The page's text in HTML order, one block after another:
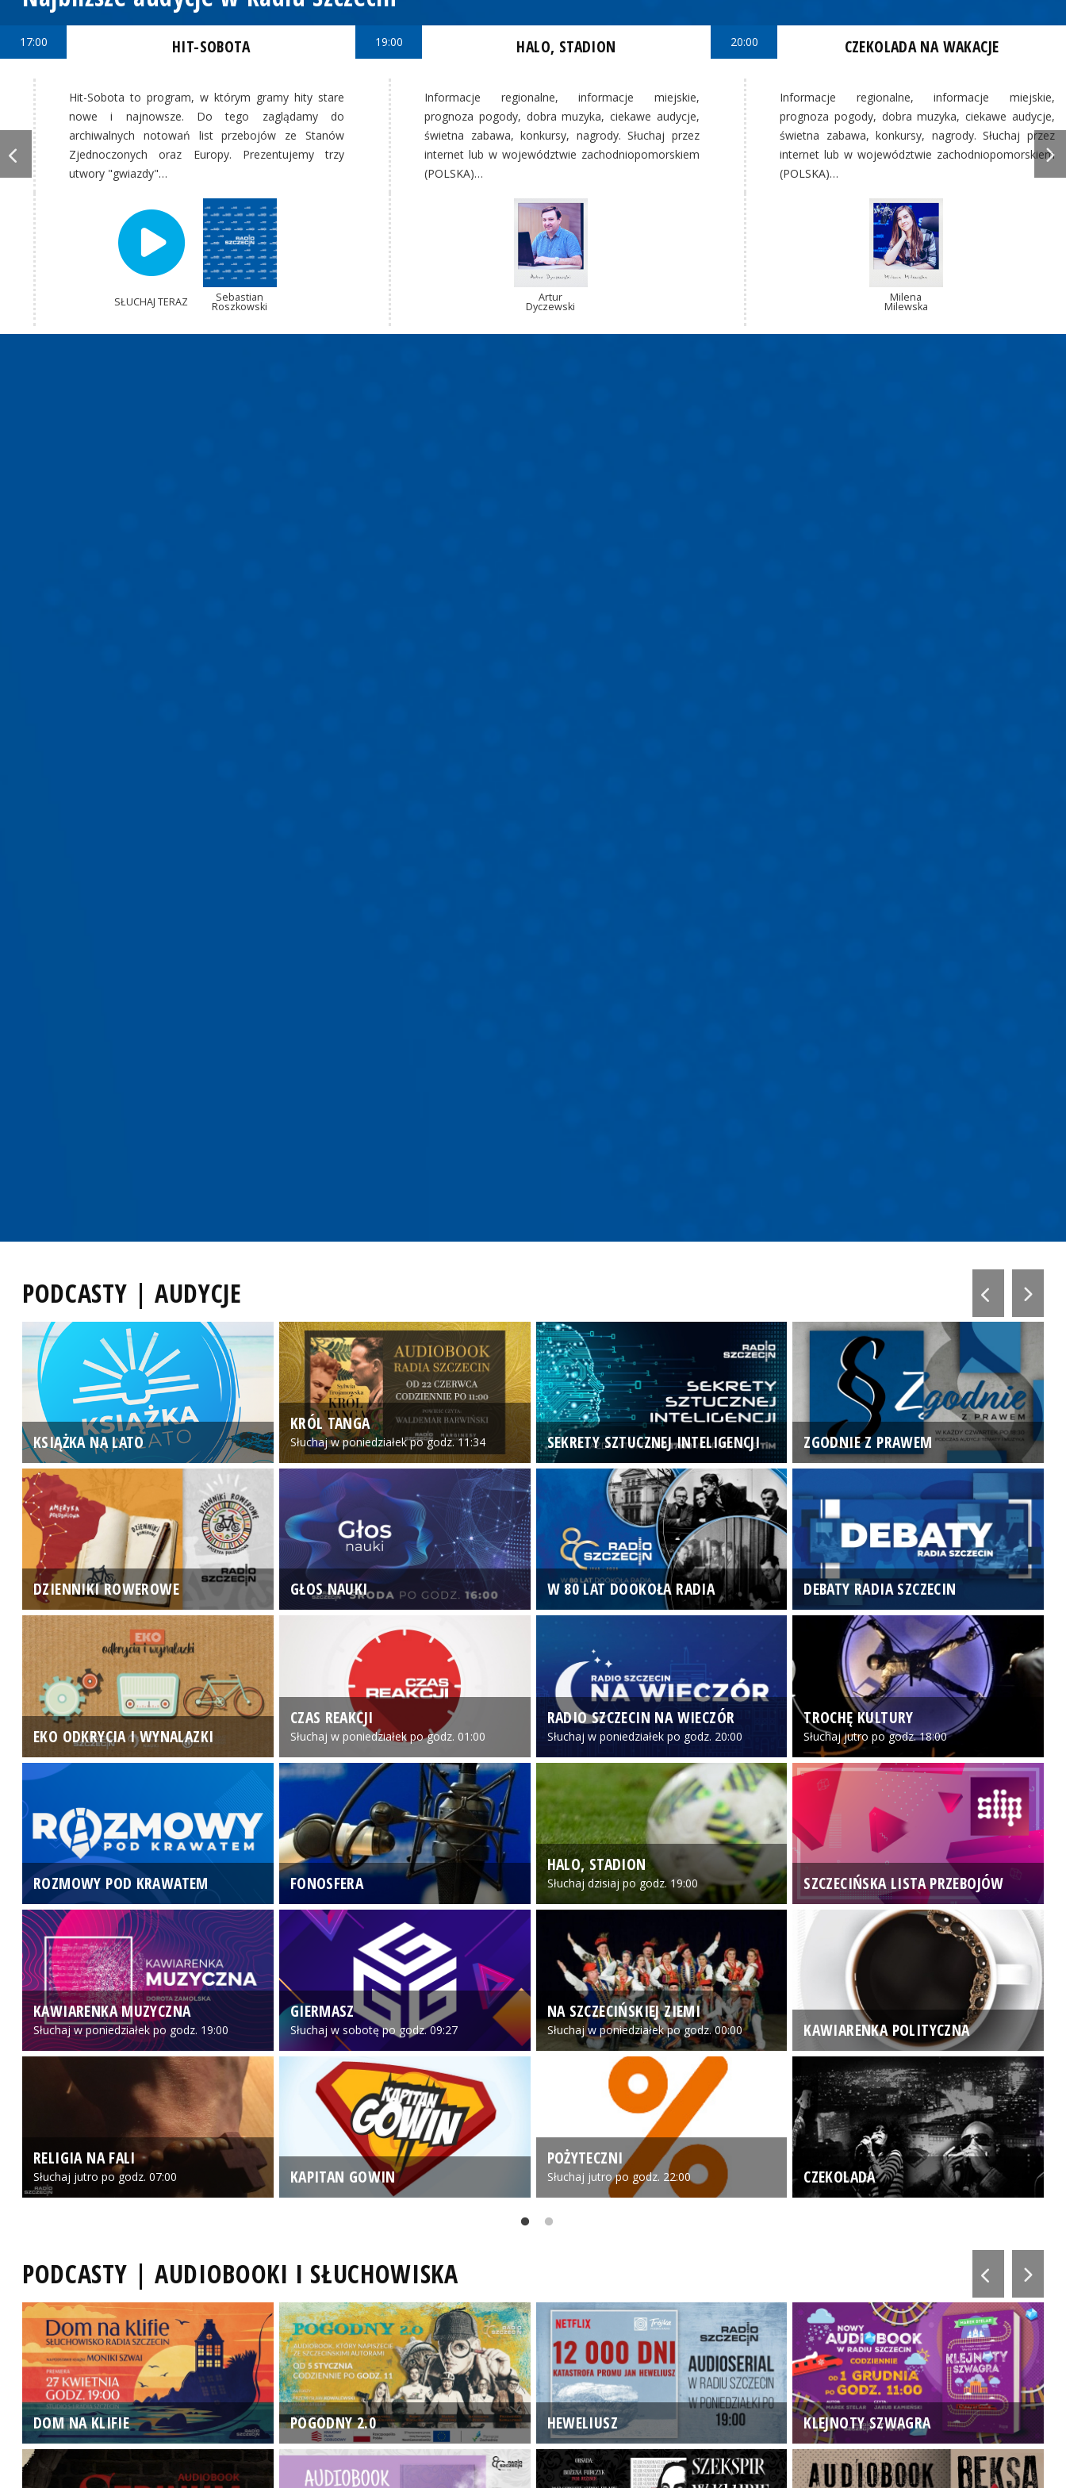
17:00 HIT-SOBOTA
Hit-Sobota to program, w którym gramy hity stare
nowe i najnowsze. Do tego zaglądamy do
archiwalnych notowań list przebojów ze Stanów
Zjednoczonych oraz Europy. Prezentujemy trzy
utwory "gwiazdy"…
SŁUCHAJ TERAZ Sebastian
Roszkowski
19:00 HALO, STADION
Informacje regionalne, informacje miejskie,
prognoza pogody, dobra muzyka, ciekawe audycje,
świetna zabawa, konkursy, nagrody. Słuchaj przez
internet lub w województwie zachodniopomorskiem
(POLSKA)…
Artur
Dyczewski
20:00 CZEKOLADA NA WAKACJE
Informacje regionalne, informacje miejskie,
prognoza pogody, dobra muzyka, ciekawe audycje,
świetna zabawa, konkursy, nagrody. Słuchaj przez
internet lub w województwie zachodniopomorskiem
(POLSKA)…
Milena
Milewska
PODCASTY | AUDYCJE
KSIĄŻKA NA LATO
KRÓL TANGA
Słuchaj w poniedziałek po godz. 11:34 SEKRETY SZTUCZNEJ INTELIGENCJI ZGODNIE Z PRAWEM
DZIENNIKI ROWEROWE GŁOS NAUKI W 80 LAT DOOKOŁA RADIA DEBATY RADIA SZCZECIN
EKO ODKRYCIA I WYNALAZKI
CZAS REAKCJI
Słuchaj w poniedziałek po godz. 01:00
RADIO SZCZECIN NA WIECZÓR
Słuchaj w poniedziałek po godz. 20:00
TROCHĘ KULTURY
Słuchaj jutro po godz. 18:00
ROZMOWY POD KRAWATEM FONOSFERA
HALO, STADION
Słuchaj dzisiaj po godz. 19:00 SZCZECIŃSKA LISTA PRZEBOJÓW
KAWIARENKA MUZYCZNA
Słuchaj w poniedziałek po godz. 19:00
GIERMASZ
Słuchaj w sobotę po godz. 09:27
NA SZCZECIŃSKIEJ ZIEMI
Słuchaj w poniedziałek po godz. 00:00 KAWIARENKA POLITYCZNA
RELIGIA NA FALI
Słuchaj jutro po godz. 07:00 KAPITAN GOWIN
POŻYTECZNI
Słuchaj jutro po godz. 22:00 CZEKOLADA
PODCASTY | AUDIOBOOKI I SŁUCHOWISKA
DOM NA KLIFIE POGODNY 2.0 HEWELIUSZ KLEJNOTY SZWAGRA